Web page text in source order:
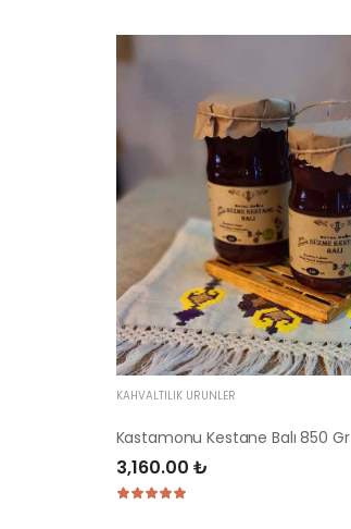
KAHVALTILIK ÜRÜNLER
Kastamonu Kestane Balı 850 Gr
3,160.00 ₺